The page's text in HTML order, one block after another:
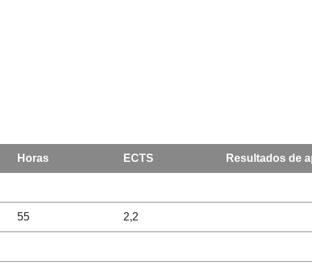
Horas ECTS Resultados de
55 2,2